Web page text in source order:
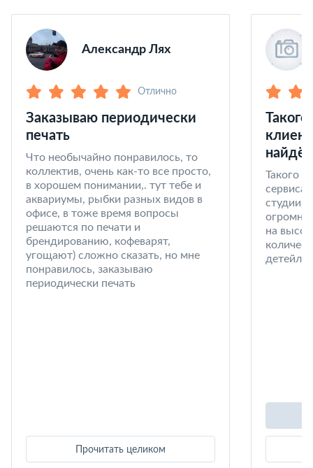
Александр Лях
Отлично
Заказываю периодически
печать
Что необычайно понравилось, то
коллектив, очень как-то все просто,
в хорошем понимании,. тут тебе и
аквариумы, рыбки разных видов в
офисе, в тоже время вопросы
решаются по печати и
брендированию, кофеварят,
угощают) сложно сказать, но мне
понравилось, заказываю
периодически печать
Прочитать целиком
Такого
Такого
сервиса
студии
на